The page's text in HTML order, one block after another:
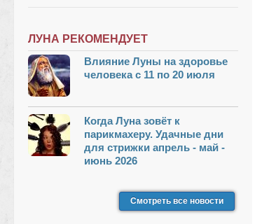
ЛУНА РЕКОМЕНДУЕТ
Влияние Луны на здоровье
человека с 11 по 20 июля
Когда Луна зовёт к
парикмахеру. Удачные дни
для стрижки апрель - май -
июнь 2026
Смотреть все новости